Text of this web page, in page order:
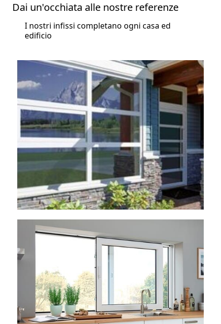
Dai un'occhiata alle nostre referenze
I nostri infissi completano ogni casa ed
edificio